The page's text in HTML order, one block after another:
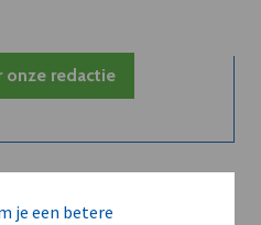
je een betere
onze redactie